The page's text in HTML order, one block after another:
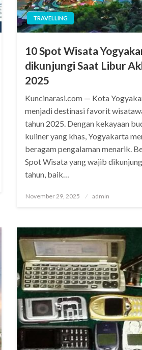
TRAVELLING
10 Spot Wisata
dikunjungi Saat Libur
2025
Kuncinarasi.com — Kota
menjadi destinasi favorit
tahun 2025. Dengan kekayaan
kuliner yang khas, Yogyakarta
beragam pengalaman menarik.
Spot Wisata yang wajib
tahun, baik…
Posted
November 29, 2025 admin